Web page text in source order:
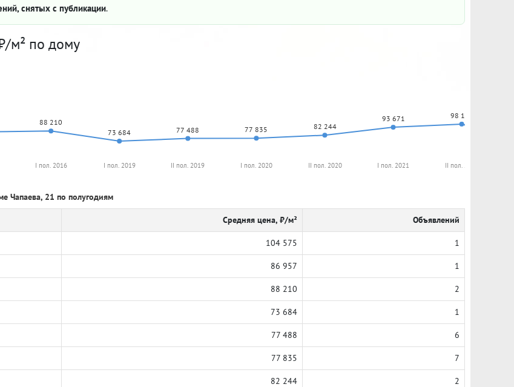
снятых с публикации.
м² по дому
88 210
73 684 77 488 77 835 82 244
93 671 98 175
I пол. 2016 I пол. 2019 II пол. 2019 I пол. 2020 II пол. 2020 I пол. 2021 II пол. 2021
Чапаева, 21 по полугодиям
Средняя цена, ₽/м² Объявлений
104 575 1
86 957 1
88 210 2
73 684 1
77 488 6
77 835 7
82 244 2